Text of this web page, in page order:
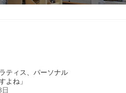
ティス、パーソナル
よね」